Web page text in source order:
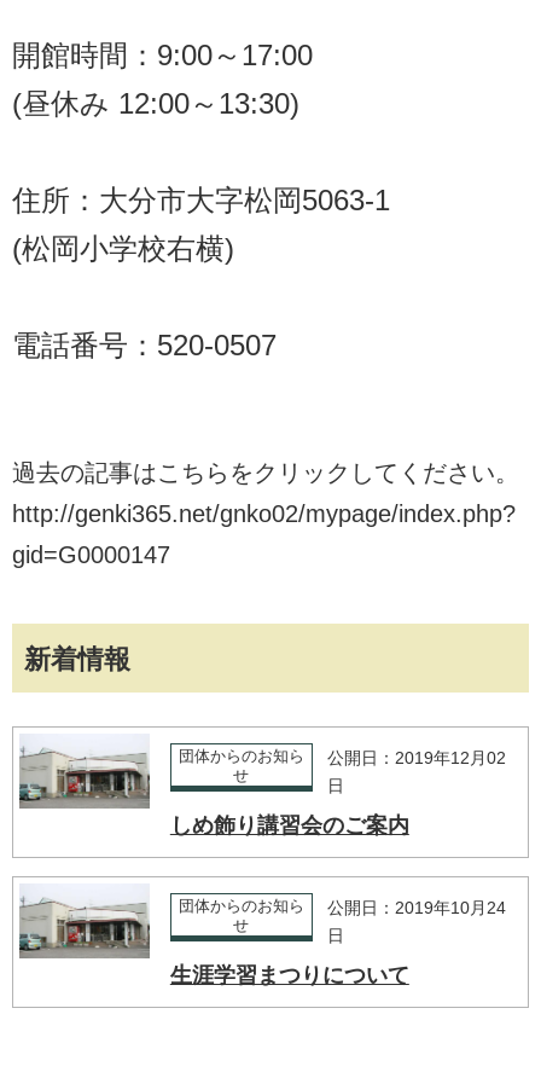
開館時間：9:00～17:00
(昼休み 12:00～13:30)
住所：大分市大字松岡5063-1
(松岡小学校右横)
電話番号：520-0507
過去の記事はこちらをクリックしてください。
http://genki365.net/gnko02/mypage/index.php?
gid=G0000147
新着情報
団体からのお知ら
せ
公開日：2019年12月02
日
しめ飾り講習会のご案内
団体からのお知ら
せ
公開日：2019年10月24
日
生涯学習まつりについて